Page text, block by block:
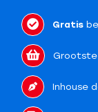
Gratis
Grootste
Inhouse